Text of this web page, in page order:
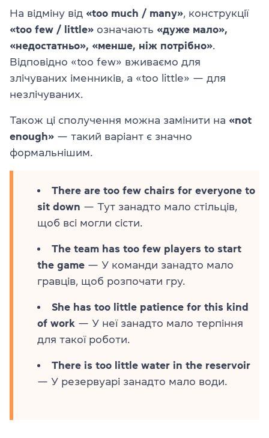
На відміну від «too much / many» , конструкції
«too few / little» означають «дуже мало»,
«недостатньо», «менше, ніж потрібно»
Відповідно «too few» вживаємо для
злічуваних іменників, а «too little» — для
незлічуваних.
Також ці сполучення можна замінити на «not
enough» — такий варіант є значно
формальнішим.
There are too few chairs for everyone to
sit down — Тут занадто мало стільців,
щоб всі могли сісти.
The team has too few players to start
the game — У команди занадто мало
гравців, щоб розпочати гру.
She has too little patience for this kind
of work — У неї занадто мало терпіння
для такої роботи.
There is too little water in the reservoir
— У резервуарі занадто мало води.